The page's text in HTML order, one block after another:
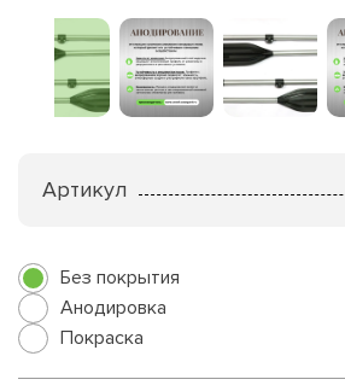
Артикул
Без покрытия
Анодировка
Покраска